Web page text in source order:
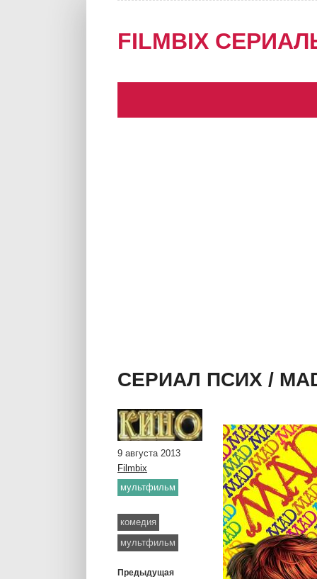
FILMBIX
сериал Холостяк (рус.) 1 сезон онлайн
СЕРИАЛ ПСИХ /
9 августа 2013
Filmbix
мультфильм
комедия
мультфильм
Предыдущая